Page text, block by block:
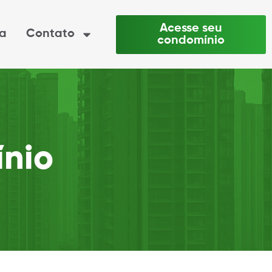
Contato
Acesse seu
condomínio